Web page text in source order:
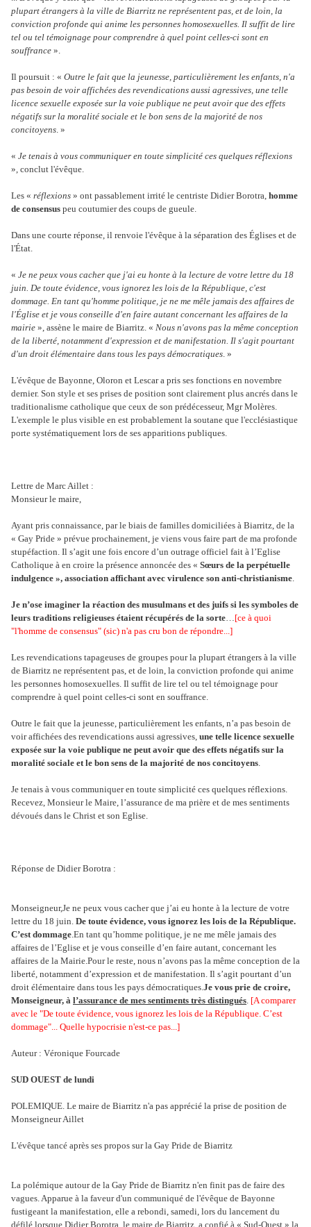
plupart étrangers à la ville de Biarritz ne représentent pas, et de loin, la
conviction profonde qui anime les personnes homosexuelles. Il suffit de lire
tel ou tel témoignage pour comprendre à quel point celles-ci sont en
souffrance ».
Il poursuit : « Outre le fait que la jeunesse, particulièrement les enfants, n'a
pas besoin de voir affichées des revendications aussi agressives, une telle
licence sexuelle exposée sur la voie publique ne peut avoir que des effets
négatifs sur la moralité sociale et le bon sens de la majorité de nos
concitoyens. »
« Je tenais à vous communiquer en toute simplicité ces quelques réflexions
», conclut l'évêque.
Les « réflexions » ont passablement irrité le centriste Didier Borotra, homme
de consensus peu coutumier des coups de gueule.
Dans une courte réponse, il renvoie l'évêque à la séparation des Églises et de
l'État.
« Je ne peux vous cacher que j'ai eu honte à la lecture de votre lettre du 18
juin. De toute évidence, vous ignorez les lois de la République, c'est
dommage. En tant qu'homme politique, je ne me mêle jamais des affaires de
l'Église et je vous conseille d'en faire autant concernant les affaires de la
mairie », assène le maire de Biarritz. « Nous n'avons pas la même conception
de la liberté, notamment d'expression et de manifestation. Il s'agit pourtant
d'un droit élémentaire dans tous les pays démocratiques. »
L'évêque de Bayonne, Oloron et Lescar a pris ses fonctions en novembre
dernier. Son style et ses prises de position sont clairement plus ancrés dans le
traditionalisme catholique que ceux de son prédécesseur, Mgr Molères.
L'exemple le plus visible en est probablement la soutane que l'ecclésiastique
porte systématiquement lors de ses apparitions publiques.
Lettre de Marc Aillet :
Monsieur le maire,
Ayant pris connaissance, par le biais de familles domiciliées à Biarritz, de la
« Gay Pride » prévue prochainement, je viens vous faire part de ma profonde
stupéfaction. Il s’agit une fois encore d’un outrage officiel fait à l’Eglise
Catholique à en croire la présence annoncée des « Sœurs de la perpétuelle
indulgence », association affichant avec virulence son anti-christianisme.
Je n’ose imaginer la réaction des musulmans et des juifs si les symboles de
leurs traditions religieuses étaient récupérés de la sorte…[ce à quoi
"l'homme de consensus" (sic) n'a pas cru bon de répondre...]
Les revendications tapageuses de groupes pour la plupart étrangers à la ville
de Biarritz ne représentent pas, et de loin, la conviction profonde qui anime
les personnes homosexuelles. Il suffit de lire tel ou tel témoignage pour
comprendre à quel point celles-ci sont en souffrance.
Outre le fait que la jeunesse, particulièrement les enfants, n’a pas besoin de
voir affichées des revendications aussi agressives, une telle licence sexuelle
exposée sur la voie publique ne peut avoir que des effets négatifs sur la
moralité sociale et le bon sens de la majorité de nos concitoyens.
Je tenais à vous communiquer en toute simplicité ces quelques réflexions.
Recevez, Monsieur le Maire, l’assurance de ma prière et de mes sentiments
dévoués dans le Christ et son Eglise.
Réponse de Didier Borotra :
Monseigneur,Je ne peux vous cacher que j’ai eu honte à la lecture de votre
lettre du 18 juin. De toute évidence, vous ignorez les lois de la République.
C’est dommage.En tant qu’homme politique, je ne me mêle jamais des
affaires de l’Eglise et je vous conseille d’en faire autant, concernant les
affaires de la Mairie.Pour le reste, nous n’avons pas la même conception de la
liberté, notamment d’expression et de manifestation. Il s’agit pourtant d’un
droit élémentaire dans tous les pays démocratiques.Je vous prie de croire,
Monseigneur, à l’assurance de mes sentiments très distingués. [A comparer
avec le "De toute évidence, vous ignorez les lois de la République. C’est
dommage"... Quelle hypocrisie n'est-ce pas...]
Auteur : Véronique Fourcade
SUD OUEST de lundi
POLEMIQUE. Le maire de Biarritz n'a pas apprécié la prise de position de
Monseigneur Aillet
L'évêque tancé après ses propos sur la Gay Pride de Biarritz
La polémique autour de la Gay Pride de Biarritz n'en finit pas de faire des
vagues. Apparue à la faveur d'un communiqué de l'évêque de Bayonne
fustigeant la manifestation, elle a rebondi, samedi, lors du lancement du
défilé lorsque Didier Borotra, le maire de Biarritz, a confié à « Sud-Ouest » la